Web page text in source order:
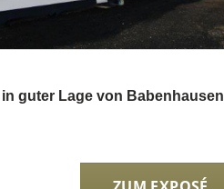
guter Lage von Babenhausen